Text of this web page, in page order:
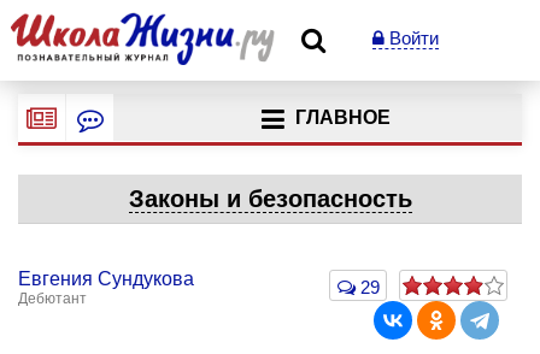
Войти
ГЛАВНОЕ
Законы и безопасность
Евгения Сундукова
Дебютант
29